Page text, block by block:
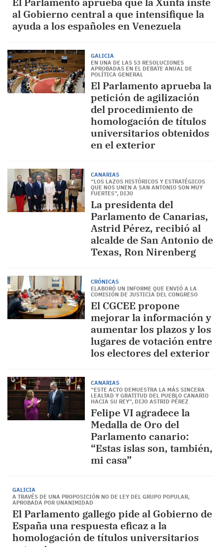
al Gobierno central a que intensifique la
ayuda a los españoles en Venezuela
GALICIA
EN UNA DE LAS 53 RESOLUCIONES
APROBADAS EN EL DEBATE ANUAL DE
POLÍTICA GENERAL
El Parlamento aprueba la
petición de agilización
del procedimiento de
homologación de títulos
universitarios obtenidos
en el exterior
CANARIAS
“LOS LAZOS HISTÓRICOS Y ESTRATÉGICOS
QUE NOS UNEN A SAN ANTONIO SON MUY
FUERTES”, DIJO
La presidenta del
Parlamento de Canarias,
Astrid Pérez, recibió al
alcalde de San Antonio de
Texas, Ron Nirenberg
CRÓNICAS
ELABORÓ UN INFORME QUE ENVIÓ A LA
COMISIÓN DE JUSTICIA DEL CONGRESO
El CGCEE propone
mejorar la información y
aumentar los plazos y los
lugares de votación entre
los electores del exterior
CANARIAS
“ESTE ACTO DEMUESTRA LA MÁS SINCERA
LEALTAD Y GRATITUD DEL PUEBLO CANARIO
HACIA SU REY”, DIJO ASTRID PÉREZ
Felipe VI agradece la
Medalla de Oro del
Parlamento canario:
“Estas islas son, también,
mi casa”
GALICIA
A TRAVÉS DE UNA PROPOSICIÓN NO DE LEY DEL GRUPO POPULAR,
APROBADA POR UNANIMIDAD
El Parlamento gallego pide al Gobierno de
España una respuesta eficaz a la
homologación de títulos universitarios